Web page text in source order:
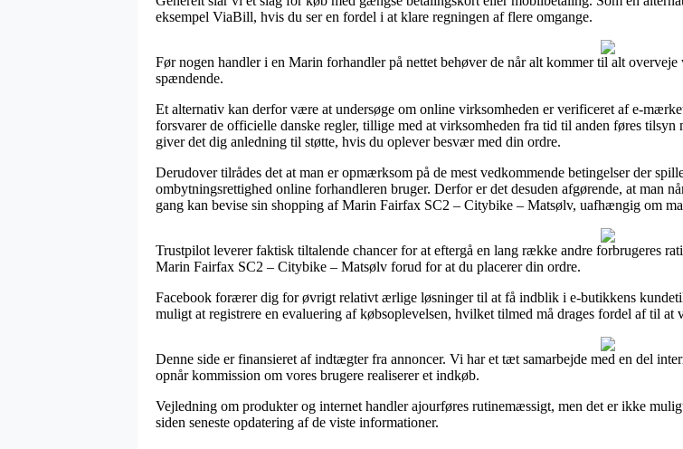
eksempel ViaBill, hvis du ser en fordel i at klare regningen af flere omgange.
Før nogen handler i en Marin forhandler på nettet behøver de når alt kommer til alt
spændende.
Et alternativ kan derfor være at undersøge om online virksomheden er verificeret af e-
forsvarer de officielle danske regler, tillige med at virksomheden fra tid til anden føres
giver det dig anledning til støtte, hvis du oplever besvær med din ordre.
Derudover tilrådes det at man er opmærksom på de mest vedkommende betingelser der
ombytningsrettighed online forhandleren bruger. Derfor er det desuden afgørende, at man
gang kan bevise sin shopping af Marin Fairfax SC2 – Citybike – Matsølv, uafhængig om
Trustpilot leverer faktisk tiltalende chancer for at eftergå en lang række andre forbrugeres
Marin Fairfax SC2 – Citybike – Matsølv forud for at du placerer din ordre.
Facebook forærer dig for øvrigt relativt ærlige løsninger til at få indblik i e-butikkens
muligt at registrere en evaluering af købsoplevelsen, hvilket tilmed må drages fordel af til at
Denne side er finansieret af indtægter fra annoncer. Vi har et tæt samarbejde med en del
opnår kommission om vores brugere realiserer et indkøb.
Vejledning om produkter og internet handler ajourføres rutinemæssigt, men det er ikke
siden seneste opdatering af de viste informationer.